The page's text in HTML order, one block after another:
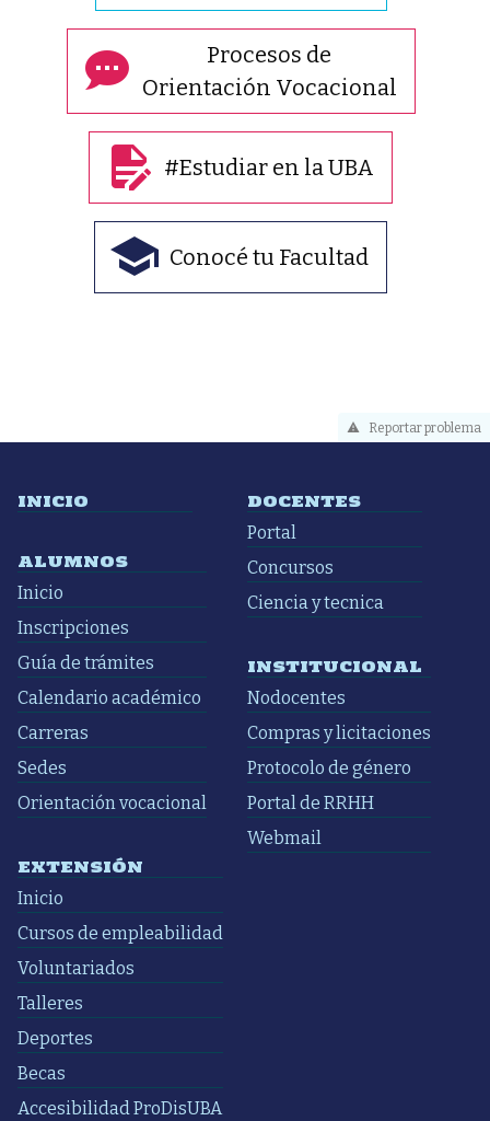
Procesos de
Orientación Vocacional
#Estudiar en la UBA
Conocé tu Facultad
Reportar problema
INICIO
ALUMNOS
Inicio
Inscripciones
Guía de trámites
Calendario académico
Carreras
Sedes
Orientación vocacional
EXTENSIÓN
Inicio
Cursos de empleabilidad
Voluntariados
Talleres
Deportes
Becas
Accesibilidad ProDisUBA
DOCENTES
Portal
Concursos
Ciencia y tecnica
INSTITUCIONAL
Nodocentes
Compras y licitaciones
Protocolo de género
Portal de RRHH
Webmail